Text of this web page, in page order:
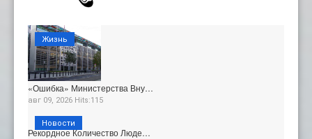
«Ошибка» Министерства Вну…
авг 09, 2026 Hits:115
Жизнь
Рекордное Количество Люде…
Новости